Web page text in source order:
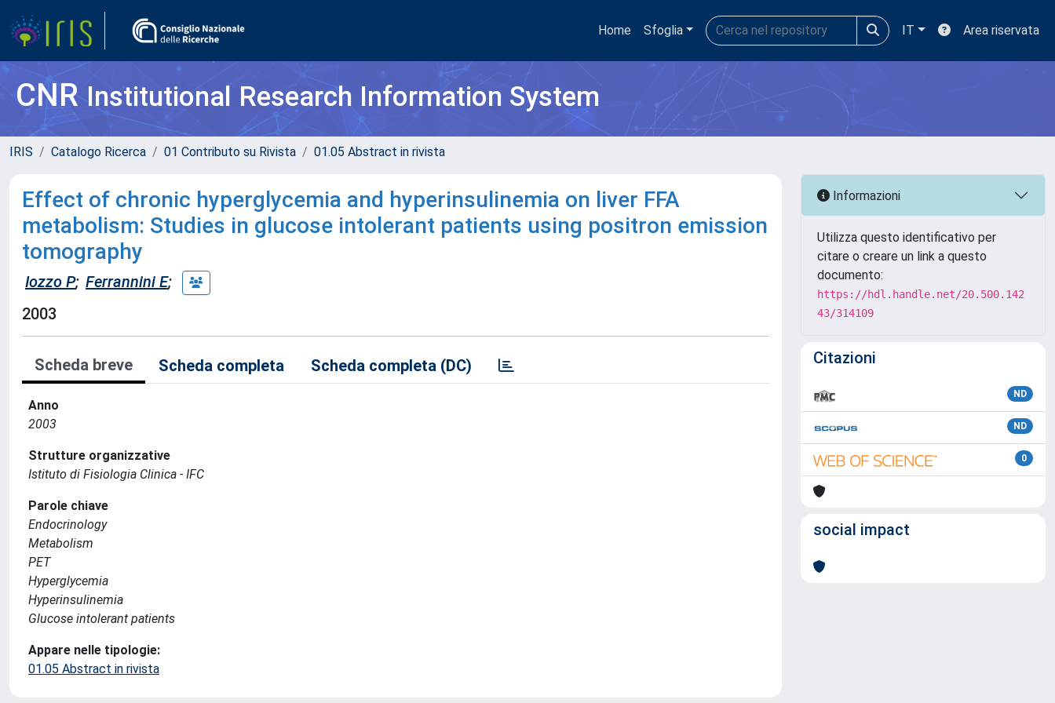
Home Sfoglia IT Area riservata
CNRInstitutional Research Information System
IRIS Catalogo Ricerca 01 Contributo su Rivista 01.05 Abstract in rivista
Effect of chronic hyperglycemia and hyperinsulinemia on liver FFA
metabolism: Studies in glucose intolerant patients using positron emission
tomography
Iozzo P; Ferrannini E;
2003
Scheda breve Scheda completa Scheda completa (DC)
Anno
2003
Strutture organizzative
Istituto di Fisiologia Clinica - IFC
Parole chiave
Endocrinology
Metabolism
PET
Hyperglycemia
Hyperinsulinemia
Glucose intolerant patients
Appare nelle tipologie:
01.05 Abstract in rivista
Informazioni
Utilizza questo identificativo per
citare o creare un link a questo
documento:
https://hdl.handle.net/20.500.142
43/314109
Citazioni
ND
ND
0
social impact